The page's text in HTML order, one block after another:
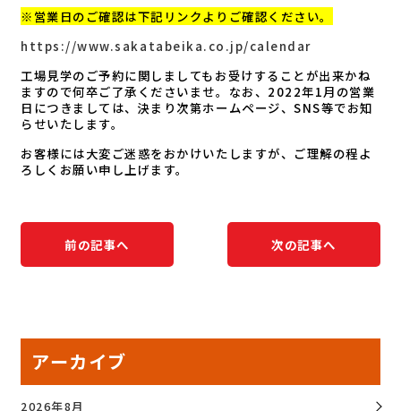
※営業日のご確認は下記リンクよりご確認ください。
https://www.sakatabeika.co.jp/calendar
工場見学のご予約に関しましてもお受けすることが出来かね
ますので何卒ご了承くださいませ。なお、2022年1月の営業
日につきましては、決まり次第ホームページ、SNS等でお知
らせいたします。
お客様には大変ご迷惑をおかけいたしますが、ご理解の程よ
ろしくお願い申し上げます。
前の記事へ 次の記事へ
アーカイブ
2026年8月